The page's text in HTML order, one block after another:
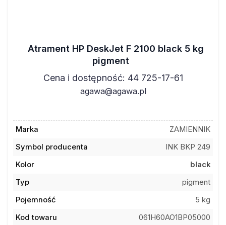
Atrament HP DeskJet F 2100 black 5 kg
pigment
Cena i dostępność: 44 725-17-61
agawa@agawa.pl
Marka
ZAMIENNIK
Symbol producenta
INK BKP 249
Kolor
black
Typ
pigment
Pojemność
5 kg
Kod towaru
061H60AO1BP05000